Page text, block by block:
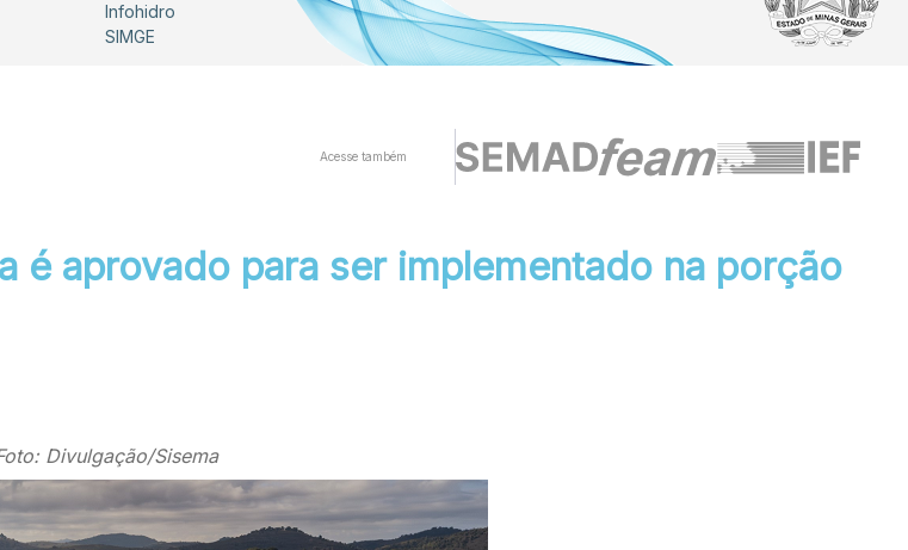
Infohidro
SIMGE
Acesse também
é aprovado para ser implementado na porção
Divulgação/Sisema